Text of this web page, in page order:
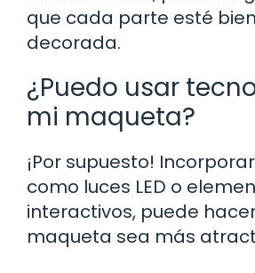
que cada parte esté
decorada.
¿Puedo usar
mi maqueta?
¡Por supuesto!
como luces LED o
interactivos, puede
maqueta sea más